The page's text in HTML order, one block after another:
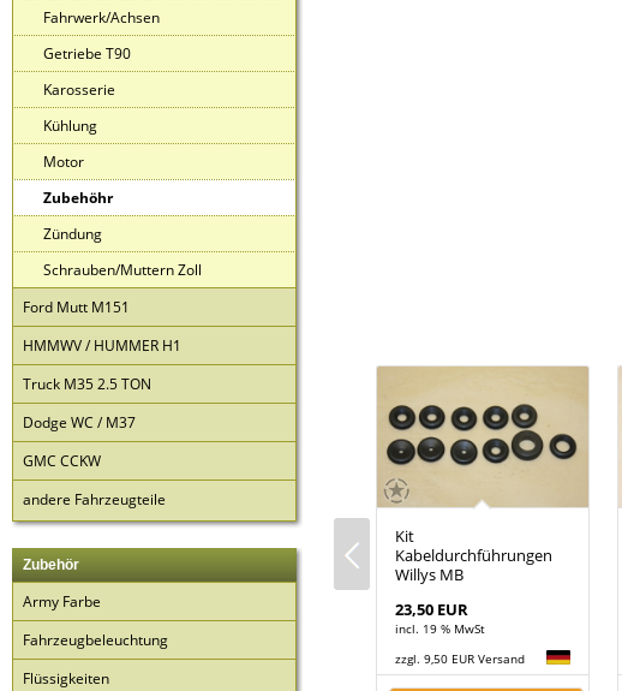
Fahrwerk/Achsen
Getriebe T90
Karosserie
Kühlung
Motor
Zubehöhr
Zündung
Schrauben/Muttern Zoll
Ford Mutt M151
HMMWV / HUMMER H1
Truck M35 2.5 TON
Dodge WC / M37
GMC CCKW
andere Fahrzeugteile
Zubehör
Army Farbe
Fahrzeugbeleuchtung
Flüssigkeiten
Besfestigungsschraube
zzgl. 9,50 EUR Versand
Kit
Kabeldurchführungen
Willys MB
23,50 EUR
incl. 19 % MwSt
zzgl. 9,50 EUR Versand